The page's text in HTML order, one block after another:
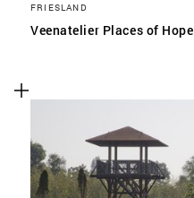
FRIESLAND
Veenatelier Places of Hope